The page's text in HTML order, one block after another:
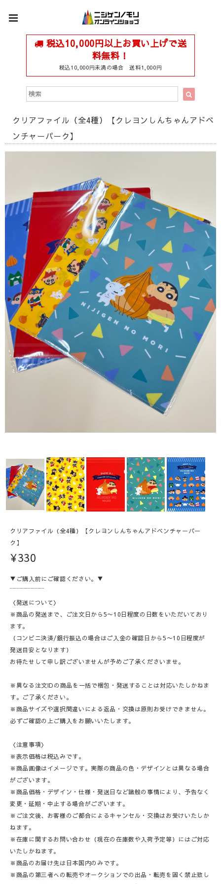
税込10,000円以上お買い上げで送
料無料！
税込10,000円未満の場合 送料1,000円
クリアファイル（全4種）【クレヨンしんちゃんアドベ
ンチャーパーク】
クリアファイル（全4種）【クレヨンしんちゃんアドベンチャーパー
ク】
¥330
▼ご購入前にご確認ください。▼
‾‾‾‾‾‾‾‾‾‾‾‾‾‾‾
〈発送について〉
※商品の発送まで、ご注文日から5〜10日程度の日数をいただいており
ます。
（コンビニ決済/銀行振込の場合はご入金の確認日から5〜10日程度が
発送目安となります）
お待たせして申し訳ございませんが予めご了承くださいませ。
※異なる注文IDの商品を一括で梱包・発送することは対応いたしかねま
す。ご了承ください。
※商品サイズや選択間違いによる返品・交換は原則お受けできません。
必ずご確認の上ご購入をお願いいたします。
〈注意事項〉
※表示価格は税込みです。
※商品画像はイメージです。実際の商品の色・デザインとは異なる場合
がございます。
※商品価格・デザイン・仕様・発送日など諸般の事情により、予告なく
変更・延期・中止する場合がございます。
※ご注文後、お客様のご都合によるキャンセル・交換はお受けいたしか
ねます。
※在庫に関するお問い合わせ（現在の在庫数や入荷予定等）にはご対応
いたしかねます。
※商品のお届け先は日本国内のみです。
※商品の第三者への転売やオークションでの出品・転売を固く禁止致し